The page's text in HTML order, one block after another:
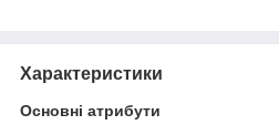
Характеристики
Основні атрибути